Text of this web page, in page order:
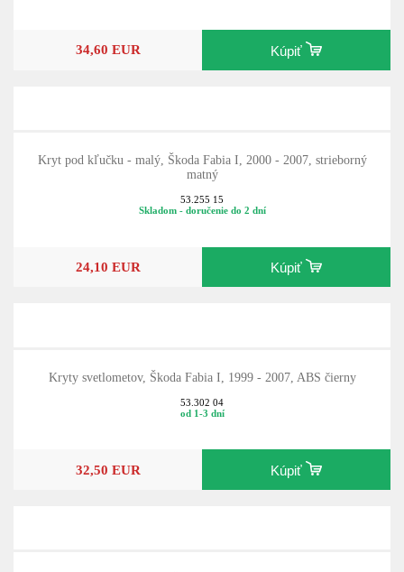
34,60 EUR Kúpiť
Kryt pod kľučku - malý, Škoda Fabia I, 2000 - 2007, strieborný
matný
53.255 15
Skladom - doručenie do 2 dní
24,10 EUR Kúpiť
Kryty svetlometov, Škoda Fabia I, 1999 - 2007, ABS čierny
53.302 04
od 1-3 dní
32,50 EUR Kúpiť